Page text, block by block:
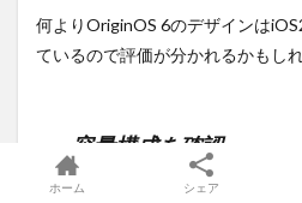
何よりOriginOS 6のデザインは
ているので評価が分かれるかもしれ
容量構成を確認。
ホーム シェア